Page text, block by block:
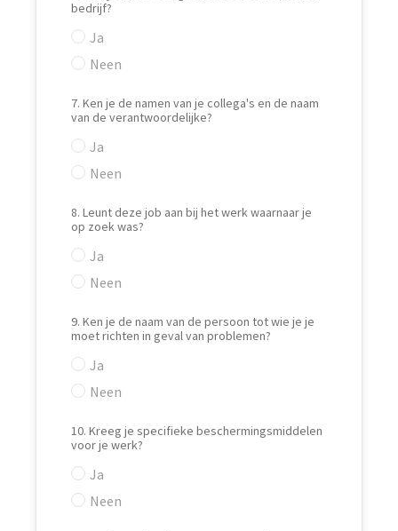
bedrijf?
Ja
Neen
7. Ken je de namen van je collega's en de naam
van de verantwoordelijke?
Ja
Neen
8. Leunt deze job aan bij het werk waarnaar je
op zoek was?
Ja
Neen
9. Ken je de naam van de persoon tot wie je je
moet richten in geval van problemen?
Ja
Neen
10. Kreeg je specifieke beschermingsmiddelen
voor je werk?
Ja
Neen